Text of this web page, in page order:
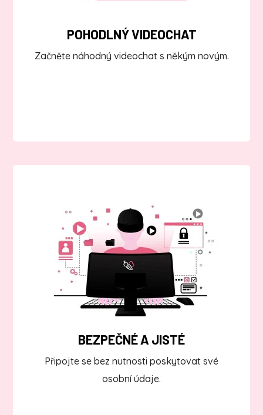
POHODLNÝ VIDEOCHAT
Začněte náhodný videochat s někým novým.
BEZPEČNÉ A JISTÉ
Připojte se bez nutnosti poskytovat své
osobní údaje.